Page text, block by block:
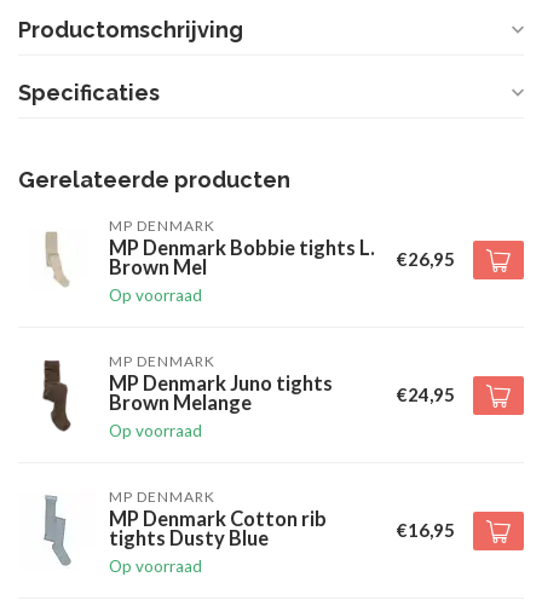
Productomschrijving
Specificaties
Gerelateerde producten
MP DENMARK
MP Denmark Bobbie tights L.
Brown Mel
Op voorraad
€26,95
MP DENMARK
MP Denmark Juno tights
Brown Melange
Op voorraad
€24,95
MP DENMARK
MP Denmark Cotton rib
tights Dusty Blue
Op voorraad
€16,95